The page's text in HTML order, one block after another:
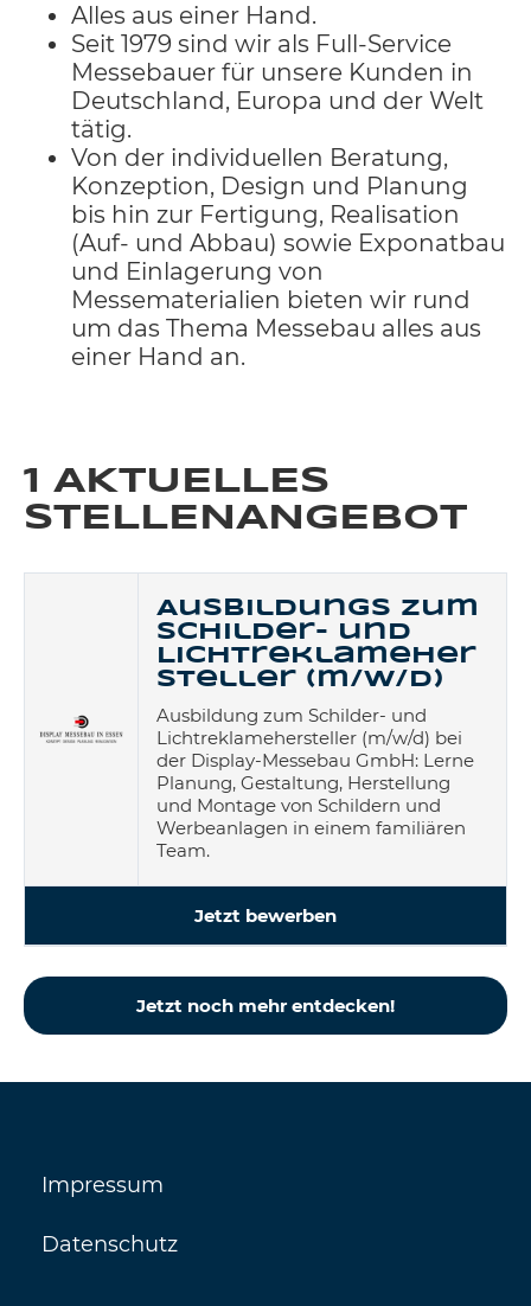
Alles aus einer Hand.
Seit 1979 sind wir als Full-Service
Messebauer für unsere Kunden in
Deutschland, Europa und der Welt
tätig.
Von der individuellen Beratung,
Konzeption, Design und Planung
bis hin zur Fertigung, Realisation
(Auf- und Abbau) sowie Exponatbau
und Einlagerung von
Messematerialien bieten wir rund
um das Thema Messebau alles aus
einer Hand an.
1 AKTUELLES
STELLENANGEBOT
Ausbildungs zum
Schilder- und
Lichtreklameher
steller (m/w/d)
Ausbildung zum Schilder- und
Lichtreklamehersteller (m/w/d) bei
der Display-Messebau GmbH: Lerne
Planung, Gestaltung, Herstellung
und Montage von Schildern und
Werbeanlagen in einem familiären
Team.
Jetzt bewerben
Jetzt noch mehr entdecken!
Impressum
Datenschutz